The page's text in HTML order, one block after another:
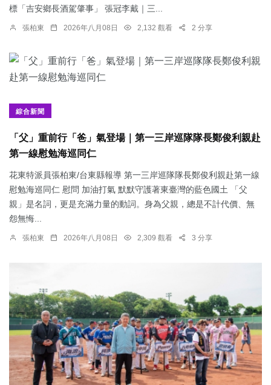
標「吉安鄉長酒駕肇事」 張冠李戴｜三...
張柏東 2026年八月08日 2,132 觀看 2 分享
綜合新聞
「父」重前行「爸」氣登場｜第一三岸巡隊隊長鄭俊利親赴
第一線慰勉海巡同仁
花東特派員張柏東/台東縣報導 第一三岸巡隊隊長鄭俊利親赴第一線
慰勉海巡同仁 慰問 加油打氣 默默守護著東臺灣的藍色國土 「父
親」是名詞，更是充滿力量的動詞。身為父親，總是不計代價、無
怨無悔...
張柏東 2026年八月08日 2,309 觀看 3 分享